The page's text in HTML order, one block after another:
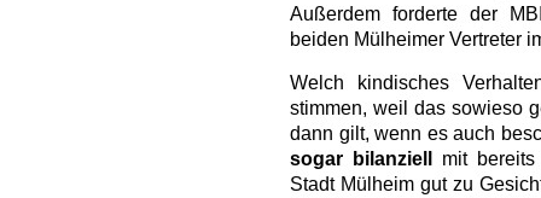
Außerdem forderte der
beiden Mülheimer Vertreter
Welch kindisches
stimmen, weil das sowieso
dann gilt, wenn es auch
sogar bilanziell
mit
Stadt Mülheim gut zu